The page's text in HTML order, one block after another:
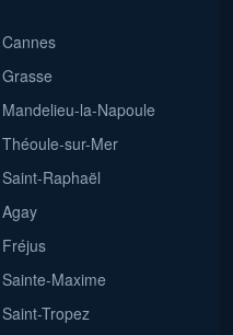
Cannes
Grasse
Mandelieu-la-Napoule
Théoule-sur-Mer
Saint-Raphaël
Agay
Fréjus
Sainte-Maxime
Saint-Tropez